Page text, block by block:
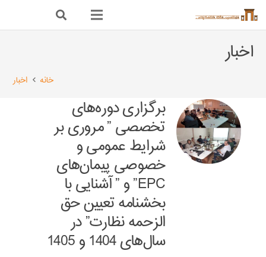
اخبار
خانه اخبار
برگزاری دوره‌های
تخصصی ” مروری بر
شرایط عمومی و
خصوصی پیمان‌های
EPC” و ” آشنایی با
بخشنامه تعیین حق
الزحمه نظارت” در
سال‌های 1404 و 1405